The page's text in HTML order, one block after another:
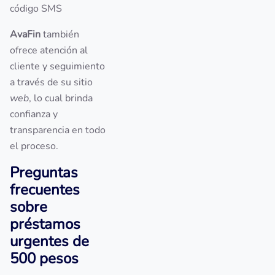
código SMS
AvaFintambién
ofrece atención al
cliente y seguimiento
a través de su sitio
web, lo cual brinda
confianza y
transparencia en todo
el proceso.
Preguntas
frecuentes
sobre
préstamos
urgentes de
500 pesos